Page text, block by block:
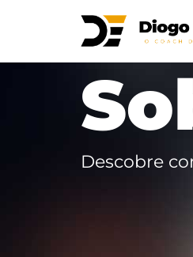
Descobre